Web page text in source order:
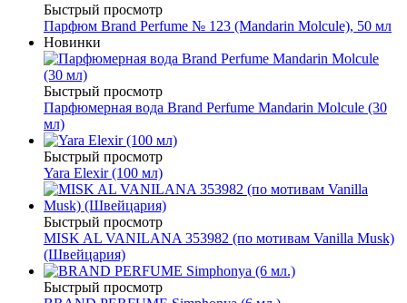
Быстрый просмотр
Парфюм Brand Perfume № 123 (Mandarin Molcule), 50 мл
Новинки
Быстрый просмотр
Парфюмерная вода Brand Perfume Mandarin Molcule (30
мл)
Быстрый просмотр
Yara Elexir (100 мл)
Быстрый просмотр
MISK AL VANILANA 353982 (по мотивам Vanilla Musk)
(Швейцария)
Быстрый просмотр